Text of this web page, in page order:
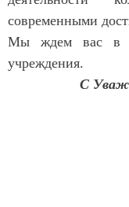
современными
Мы ждем вас в
учреждения.
С